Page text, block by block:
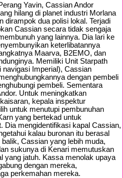
Yavin, Cassian Andor
hilang di planet industri Morlana
dirampok dua polisi lokal. Terjadi
Cassian secara tidak sengaja
yang lainnya. Dia lari ke
keterlibatannya
Maarva, B2EMO, dan
Memiliki Unit Starpath
navigasi Imperial), Cassian
dengan pembeli
pembeli. Sementara
Untuk meningkatkan
kepala inspektur
untuk menutupi pembunuhan
yang bertekad untuk
Dia mengidentifikasi kapal Cassian,
kalau buronan itu berasal
Cassian yang lebih muda,
sukunya di Kenari memutuskan
yang jatuh. Kassa menolak upaya
dengan mereka,
perkemahan mereka.